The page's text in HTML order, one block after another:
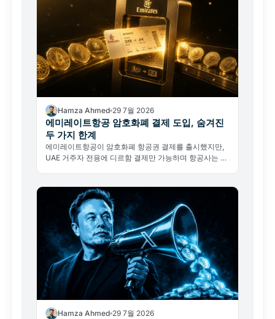
Hamza Ahmed 29 7월 2026
에미레이트항공 암호화폐 결제 도입, 숨겨진
두 가지 한계
에미레이트항공이 암호화폐 항공권 결제를 출시했지만,
UAE 거주자 전용에 디르함 결제만 가능하며 항공사는 암
Hamza Ahmed 29 7월 2026